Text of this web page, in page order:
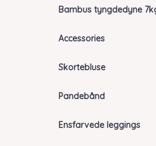
Bambus tyngdedyne
Accessories
Skortebluse
Pandebånd
Ensfarvede leggings